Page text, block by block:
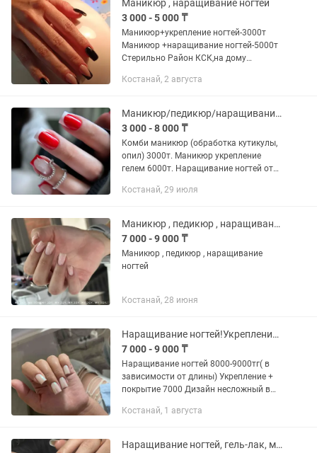
Маникюр , наращивание ногтей
3 000 - 5 000 ₸
Маникюр+укрепление ногтей-3000т
Маникюр +наращивание ногтей-5000т
Стерильно Район КСК,на дому
Костанай, 2 августа
Маникюр/педикюр/наращивание ногтей
3 000 - 8 000 ₸
Комби маникюр (обработка кутикулы,
опил) 3000т. Маникюр укрепление
гелем 6000т. Наращивание ногтей от
аккуратная обработка • стойкое
Костанай, 29 июля
Маникюр , педикюр , наращивание ногтей
7 000 - 9 000 ₸
Маникюр , педикюр , наращивание
ногтей
Костанай, 28 июня
Наращивание ногтей!Укрепление ногтей!Маникюр!Педикюр!Японский маникюр!
7 000 - 9 000 ₸
Наращивание ногтей 8000-9000тг( в
зависимости от длины) Укрепление +
покрытие 7000 Дизайн несложный в
Звоните по номеру - Гузель) Буду рада
Костанай, 1 августа
Наращивание ногтей, гель-лак, маникюр